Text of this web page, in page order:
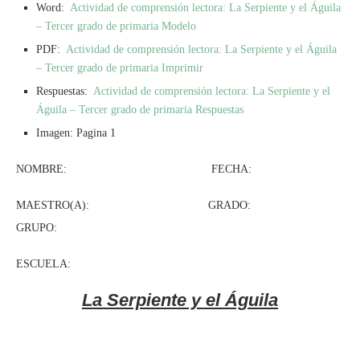
Word: Actividad de comprensión lectora: La Serpiente y el Águila
– Tercer grado de primaria Modelo
PDF: Actividad de comprensión lectora: La Serpiente y el Águila
– Tercer grado de primaria Imprimir
Respuestas: Actividad de comprensión lectora: La Serpiente y el
Águila – Tercer grado de primaria Respuestas
Imagen: Pagina 1
NOMBRE: FECHA:
MAESTRO(A): GRADO:
GRUPO:
ESCUELA:
La Serpiente y el Águila